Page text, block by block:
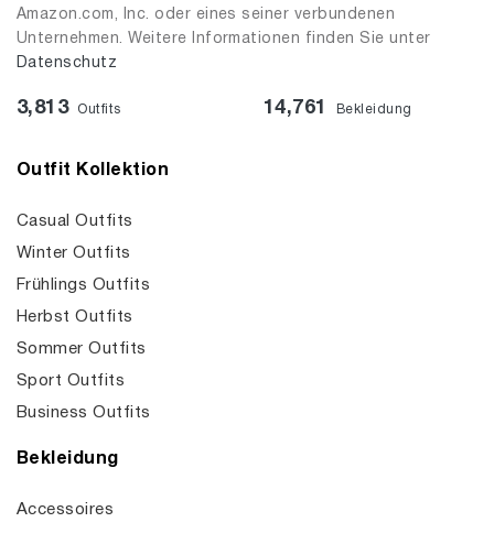
Amazon.com, Inc. oder eines seiner verbundenen
Unternehmen. Weitere Informationen finden Sie unter
Datenschutz
3,813 Outfits 14,761 Bekleidung
Outfit Kollektion
Casual Outfits
Winter Outfits
Frühlings Outfits
Herbst Outfits
Sommer Outfits
Sport Outfits
Business Outfits
Bekleidung
Accessoires